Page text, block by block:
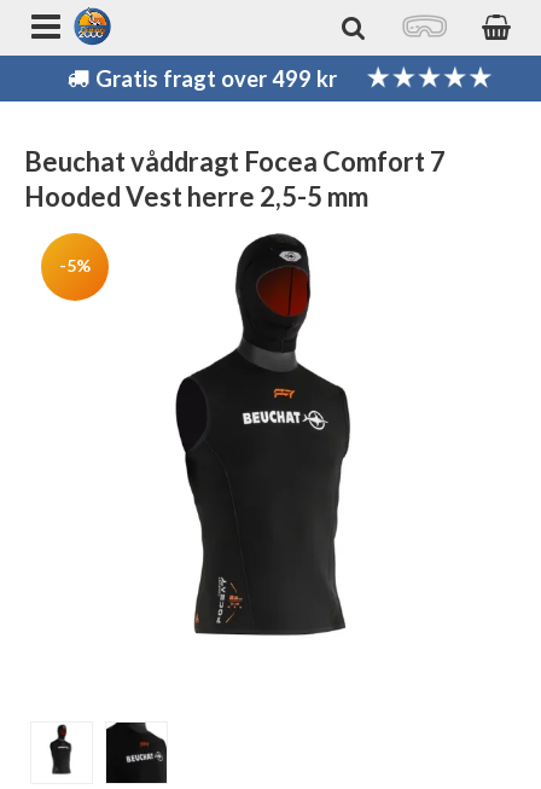
Gratis fragt over 499 kr
Beuchat våddragt Focea Comfort 7
Hooded Vest herre 2,5-5 mm
-5%